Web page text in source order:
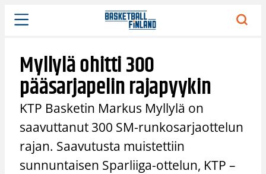
Siirry
sisältöön
Myllylä ohitti 300
pääsarjapelin rajapyykin
KTP Basketin Markus Myllylä on
saavuttanut 300 SM-runkosarjaottelun
rajan. Saavutusta muistettiin
sunnuntaisen Sparliiga-ottelun, KTP –